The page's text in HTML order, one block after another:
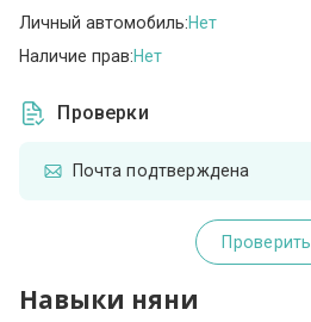
Личный автомобиль:Нет
Наличие прав:Нет
Проверки
Почта подтверждена
Проверить
Навыки няни